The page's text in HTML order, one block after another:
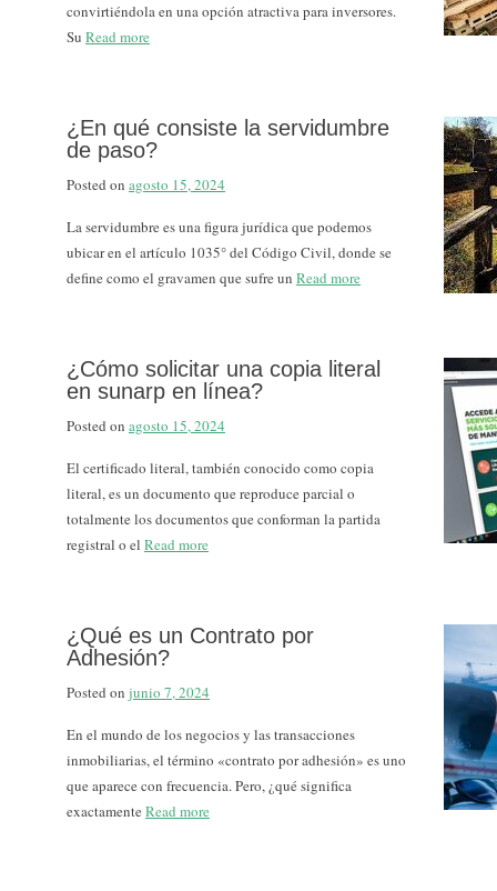
convirtiéndola en una opción atractiva para inversores.
Su Read more
¿En qué consiste la servidumbre
de paso?
Posted on agosto 15, 2024
La servidumbre es una figura jurídica que podemos
ubicar en el artículo 1035° del Código Civil, donde se
define como el gravamen que sufre un Read more
¿Cómo solicitar una copia literal
en sunarp en línea?
Posted on agosto 15, 2024
El certificado literal, también conocido como copia
literal, es un documento que reproduce parcial o
totalmente los documentos que conforman la partida
registral o el Read more
¿Qué es un Contrato por
Adhesión?
Posted on junio 7, 2024
En el mundo de los negocios y las transacciones
inmobiliarias, el término «contrato por adhesión» es uno
que aparece con frecuencia. Pero, ¿qué significa
exactamente Read more